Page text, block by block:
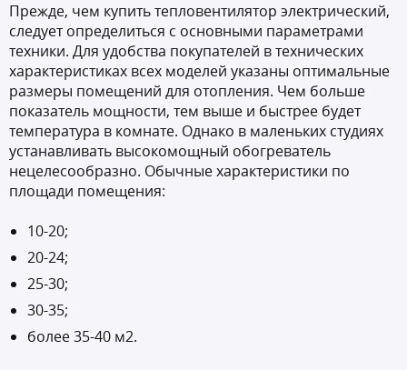
Прежде, чем купить тепловентилятор электрический,
следует определиться с основными параметрами
техники. Для удобства покупателей в технических
характеристиках всех моделей указаны оптимальные
размеры помещений для отопления. Чем больше
показатель мощности, тем выше и быстрее будет
температура в комнате. Однако в маленьких студиях
устанавливать высокомощный обогреватель
нецелесообразно. Обычные характеристики по
площади помещения:
10-20;
20-24;
25-30;
30-35;
более 35-40 м2.